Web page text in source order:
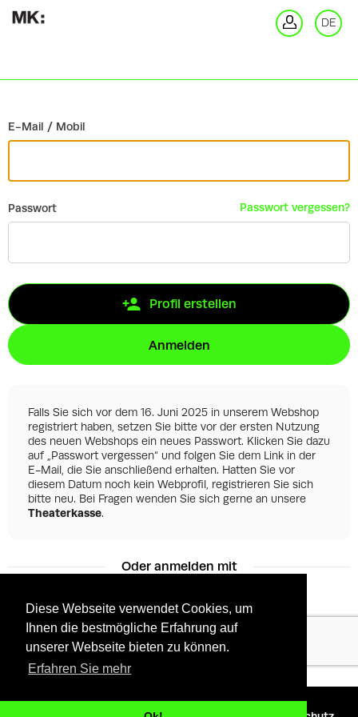
Diese Webseite verwendet Cookies, um
Ihnen die bestmögliche Erfahrung auf
unserer Webseite bieten zu können.
Erfahren Sie mehr
DE
E-Mail / Mobil
Passwort Passwort vergessen?
Profil erstellen
Anmelden
Falls Sie sich vor dem 16. Juni 2025 in unserem Webshop
registriert haben, setzen Sie bitte vor der ersten Nutzung
des neuen Webshops ein neues Passwort. Klicken Sie dazu
auf „Passwort vergessen“ und folgen Sie dem Link in der
E-Mail, die Sie anschließend erhalten. Hatten Sie vor
diesem Datum noch kein Webprofil, registrieren Sie sich
bitte neu. Bei Fragen wenden Sie sich gerne an unsere
Theaterkasse.
Oder anmelden mit
Facebook